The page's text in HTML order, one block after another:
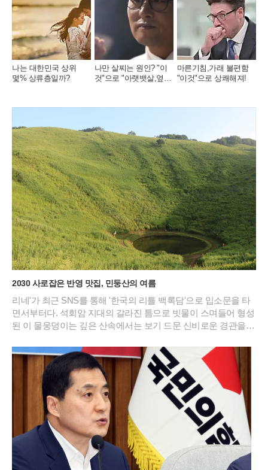
나는 대한민국 상위
몇% 상류층일까?
나만 살찌는 원인? "이
것"으로 "아랫뱃살,옆구
마른기침,가래 불편함
"이것"으로 상쾌해져!
2030 사로잡은 반영 맛집, 민둥산의 여름
리네'가 최근 SNS를 통해 '한국의 리틀 백록담'으로 입소문을 타
면서부터다. 석회암 지대의 갈라진 틈으로 빗물이 스며들어 형성
된 이 물웅덩이는 깊은 산속에서는 보기 드문 신비로운 경관을
섭씨 20도 안팎의 서늘한 기온을 유지하며 피서객들에게 새로운
트레킹 성지로 급부상했다.민둥산 돌리네의 가장 큰 매력은 주변
능선이 물 표면에 그대로 비치는 투명한 반영에 있다. 초록빛 억
새 군락이 물웅덩이를 감싸 안은 모습은 마치 정교하게 연출된
컴퓨터 배경 화면을 연상케 한다. 과거 주민들이 산나물 채취를
위해 매년 불을 놓았던 습관 덕분에 정상부에 나무가 거의 없는
독특한 지형이 형성되었고, 이는 오히려 돌리네의 탁 트인 조망
을 확보하는 결과가 되었다. 북쪽 언덕에 홀로 서 있는 나무 한 그
루는 광활한 초원 위에서 보석처럼 빛나며 사진 작가들과 젊은
층의 출사 포인트로 사랑받고 있다.이곳의 날씨는 고지대 특유의